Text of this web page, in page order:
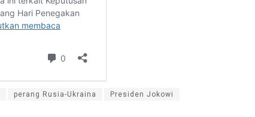
perang Rusia-Ukraina Presiden Jokowi